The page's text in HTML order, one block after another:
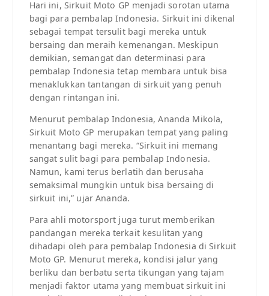
Hari ini, Sirkuit Moto GP menjadi sorotan utama
bagi para pembalap Indonesia. Sirkuit ini dikenal
sebagai tempat tersulit bagi mereka untuk
bersaing dan meraih kemenangan. Meskipun
demikian, semangat dan determinasi para
pembalap Indonesia tetap membara untuk bisa
menaklukkan tantangan di sirkuit yang penuh
dengan rintangan ini.
Menurut pembalap Indonesia, Ananda Mikola,
Sirkuit Moto GP merupakan tempat yang paling
menantang bagi mereka. “Sirkuit ini memang
sangat sulit bagi para pembalap Indonesia.
Namun, kami terus berlatih dan berusaha
semaksimal mungkin untuk bisa bersaing di
sirkuit ini,” ujar Ananda.
Para ahli motorsport juga turut memberikan
pandangan mereka terkait kesulitan yang
dihadapi oleh para pembalap Indonesia di Sirkuit
Moto GP. Menurut mereka, kondisi jalur yang
berliku dan berbatu serta tikungan yang tajam
menjadi faktor utama yang membuat sirkuit ini